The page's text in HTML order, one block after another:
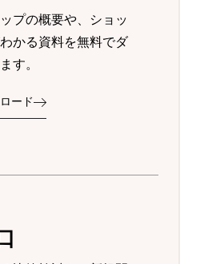
プの概要や、ショッ
かる資料を無料でダ
す。
ード